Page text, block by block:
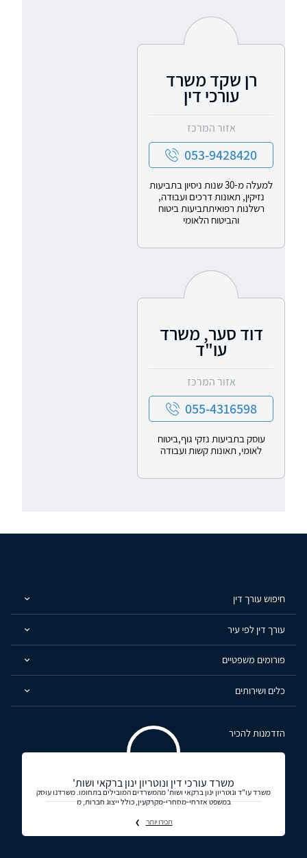
רן שקד משרד
עורכי דין
אזור המרכז
053-9428420
למעלה מ-30 שנות ניסיון בתביעות
נזיקין, תאונות דרכים ועבודה,
רשלנות רפואיתתביעות ביטוח
והביטוח הלאומי
דוד סער, משרד
עו"ד
אזור המרכז
055-4316598
עוסק בתביעות נזקי גוף,ביטוח
לאומי, תאונות קשות ועבודה
חיפוש עורך דין
עורך דין לפי עיר
פורומים משפטיים
כלים ושירותים
הזדמנות להכיר
משרד עורכי דין ונוטריון ינון ברקאי ושות'
משרד עו"ד ונוטריון ינון ברקאי ושות' מהמשרדים המובילים בתחומו. משרדנו עוסק
במשפט אזרחי-מסחרי-מקרקעין, כולל ייצוג חברות, מ
תכירו יותר